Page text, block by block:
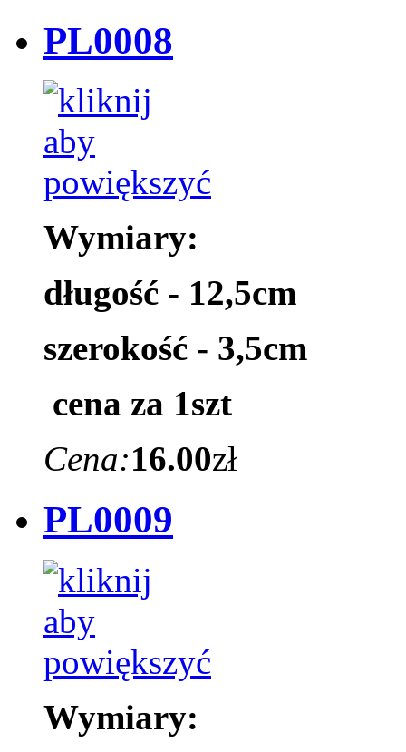
PL0008
Wymiary:
długość - 12,5cm
szerokość - 3,5cm
cena za 1szt
Cena:16.00zł
PL0009
Wymiary: